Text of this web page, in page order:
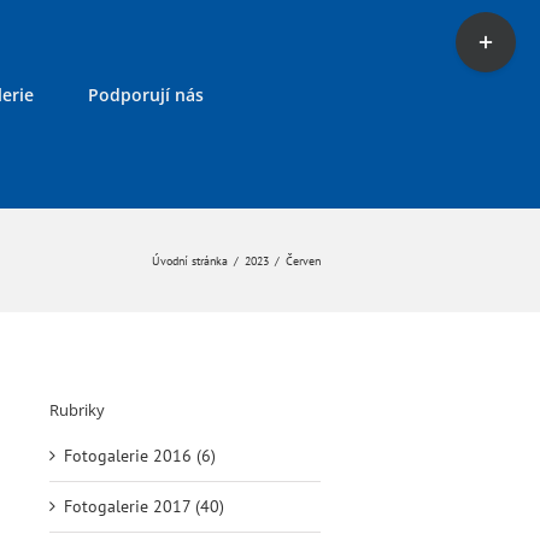
Podporují nás
Úvodní stránka / 2023 / Červen
Rubriky
Fotogalerie 2016 (6)
Fotogalerie 2017 (40)
Toggle
Sliding
Bar